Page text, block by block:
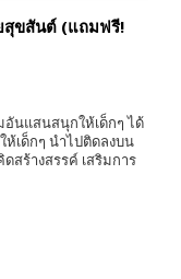
สุขสันต์ (แถมฟรี!
นแสนสนุกให้เด็กๆ ได้
ห้เด็กๆ นำไปติดลงบน
ร้างสรรค์ เสริมการ